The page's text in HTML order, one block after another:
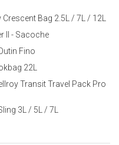
Bag 2.5L / 7L / 12L
II - Sacoche
Fino
22L
Transit Travel Pack Pro
3L / 5L / 7L